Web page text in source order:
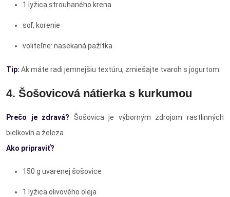
1 lyžica strouhaného krena
soľ, korenie
voliteľne: nasekaná pažítka
Tip: Ak máte radi jemnejšiu textúru, zmiešajte tvaroh s jogurtom.
4. Šošovicová nátierka s kurkumou
Prečo je zdravá? Šošovica je výborným zdrojom rastlinných
bielkovín a železa.
Ako pripraviť?
150 g uvarenej šošovice
1 lyžica olivového oleja